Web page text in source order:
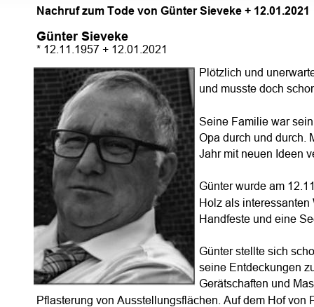
Nachruf zum Tode von Günter Sieveke + 12.01.2021
Günter Sieveke
* 12.11.1957 + 12.01.2021
Plötzlich und
und musste doch
Seine Familie war
Opa durch und durch.
Jahr mit neuen Ideen
Günter wurde am
Holz als
Handfeste und eine
Günter stellte sich
seine Entdeckungen
Gerätschaften und
Pflasterung von Ausstellungsflächen. Auf dem Hof